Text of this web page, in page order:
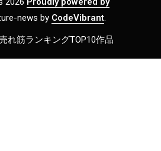
news by CodeVibrant.
れ筋ランキングTOP10作品